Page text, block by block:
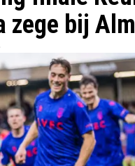
zege bij